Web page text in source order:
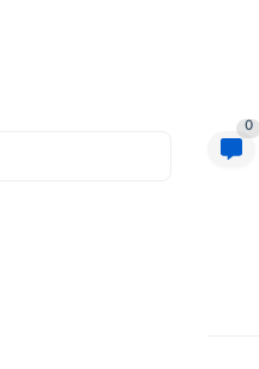
0